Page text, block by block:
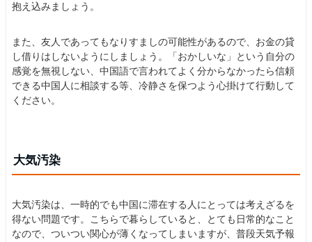
抱え込みましょう。
また、友人であってもなりすましの可能性があるので、お金の貸
し借りはしないようにしましょう。「おかしいな」という自分の
感覚を無視しない、中国語で言われてよく分からなかったら信頼
できる中国人に相談する等、冷静さを保つよう心掛けて行動して
ください。
大気汚染
大気汚染は、一時的でも中国に滞在する人にとっては考えざるを
得ない問題です。こちらで暮らしていると、とても日常的なこと
なので、ついつい関心が薄くなってしまいますが、普段天気予報